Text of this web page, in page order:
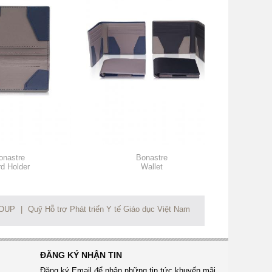
Holder
Bonastre
Wallet
Quỹ Hỗ trợ Phát triển Y tế Giáo dục Việt Nam
ĐĂNG KÝ NHẬN TIN